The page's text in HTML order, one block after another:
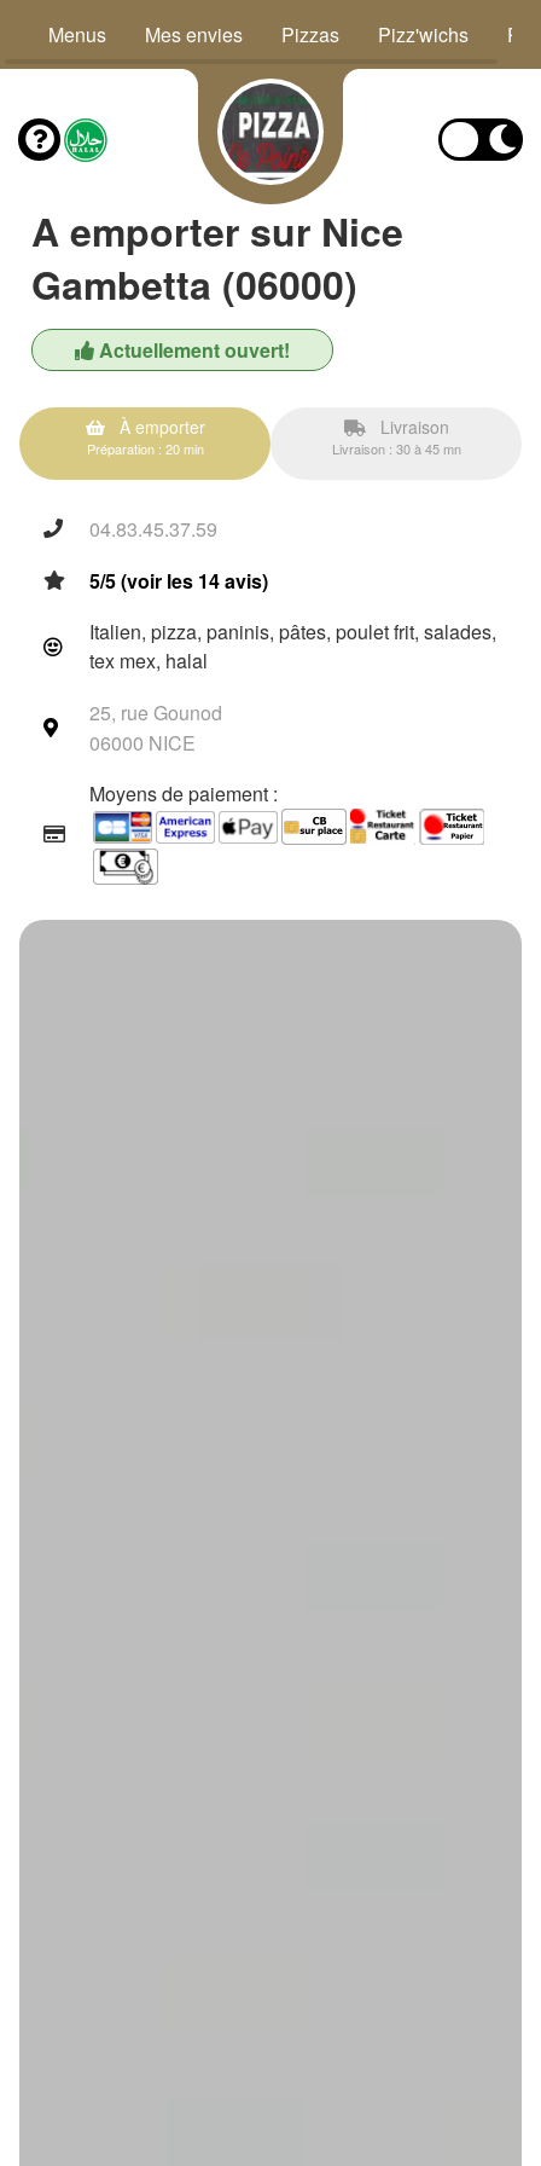
Menus Mes envies Pizzas Pizz'wichs
A emporter sur Nice
Gambetta (06000)
Actuellement ouvert!
À emporter
Préparation : 20 min
Livraison
Livraison : 30 à 45 mn
04.83.45.37.59
5/5 (voir les 14 avis)
Italien, pizza, paninis, pâtes, poulet frit, salades,
tex mex, halal
25, rue Gounod
06000 NICE
Moyens de paiement :